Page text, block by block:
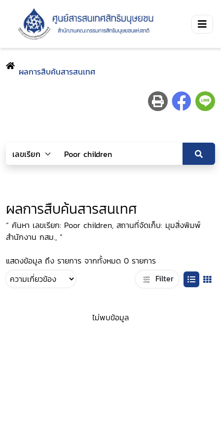
ผลการสืบค้นสารสนเทศ
ผลการสืบค้นสารสนเทศ
“ ค้นหา เลขเรียก: Poor children, สถานที่จัดเก็บ: มุมสิ่งพิมพ์
สำนักงาน กสม., ”
แสดงข้อมูล ถึง รายการ จากทั้งหมด 0 รายการ
Filter
ไม่พบข้อมูล